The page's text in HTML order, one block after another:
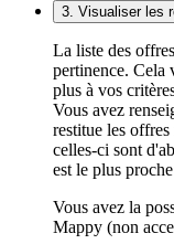
3. Visualiser les
La liste des
pertinence. Cela
plus à vos
Vous avez
restitue les
celles-ci sont
est le plus
Vous avez la
Mappy (non